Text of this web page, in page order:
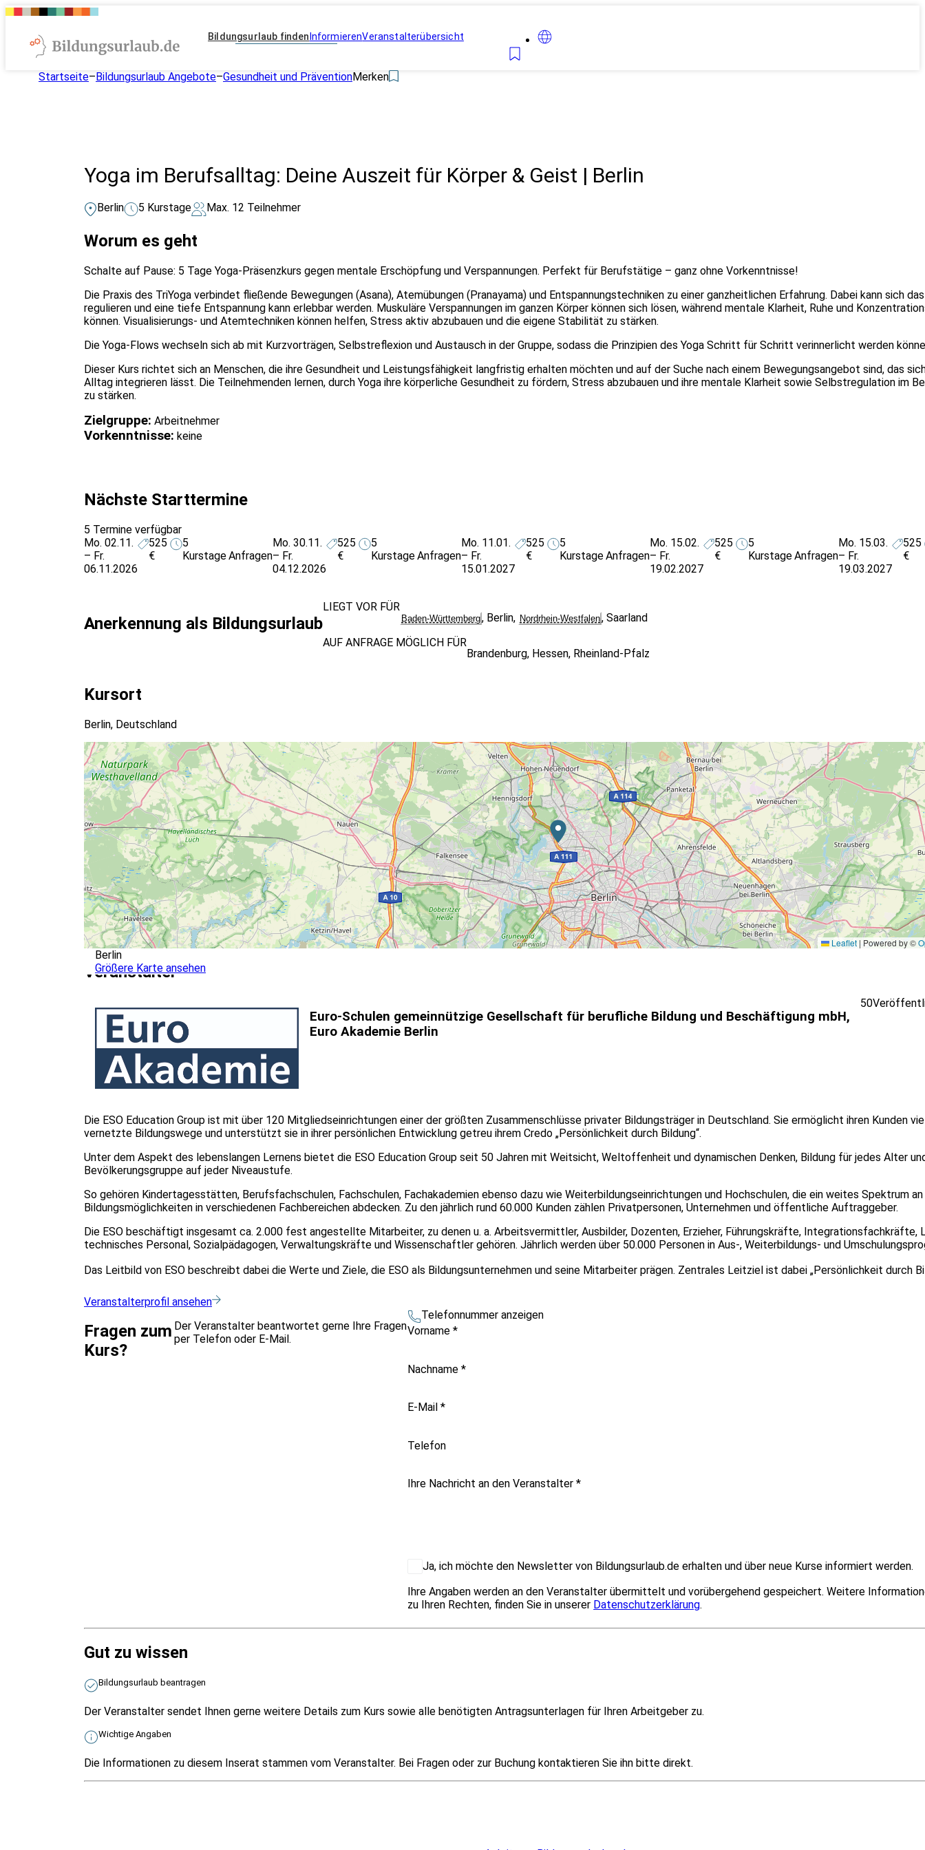
Bildungsurlaub finden InformierenVeranstalterübersicht
Startseite–Bildungsurlaub Angebote–Gesundheit und PräventionMerken
Yoga im Berufsalltag: Deine Auszeit für Körper & Geist | Berlin
Berlin 5 Kurstage Max. 12 Teilnehmer
Worum es geht
Schalte auf Pause: 5 Tage Yoga-Präsenzkurs gegen mentale Erschöpfung und Verspannungen. Perfekt für Berufstätige – ganz ohne Vorkenntnisse!
Die Praxis des TriYoga verbindet fließende Bewegungen (Asana), Atemübungen (Pranayama) und Entspannungstechniken zu einer ganzheitlichen Erfahrung. Dabei kann sich
regulieren und eine tiefe Entspannung kann erlebbar werden. Muskuläre Verspannungen im ganzen Körper können sich lösen, während mentale Klarheit, Ruhe und
können. Visualisierungs- und Atemtechniken können helfen, Stress aktiv abzubauen und die eigene Stabilität zu stärken.
Die Yoga-Flows wechseln sich ab mit Kurzvorträgen, Selbstreflexion und Austausch in der Gruppe, sodass die Prinzipien des Yoga Schritt für Schritt verinnerlicht werden
Dieser Kurs richtet sich an Menschen, die ihre Gesundheit und Leistungsfähigkeit langfristig erhalten möchten und auf der Suche nach einem Bewegungsangebot sind, das
Alltag integrieren lässt. Die Teilnehmenden lernen, durch Yoga ihre körperliche Gesundheit zu fördern, Stress abzubauen und ihre mentale Klarheit sowie Selbstregulation im
zu stärken.
Zielgruppe: Arbeitnehmer
Vorkenntnisse: keine
Nächste Starttermine
5 Termine verfügbar
Mo. 02.11.
– Fr.
06.11.2026
525
€
5
KurstageAnfragen
Mo. 30.11.
– Fr.
04.12.2026
525
€
5
KurstageAnfragen
Mo. 11.01.
– Fr.
15.01.2027
525
€
5
KurstageAnfragen
Mo. 15.02.
– Fr.
19.02.2027
525
€
5
KurstageAnfragen
Mo. 15.03.
– Fr.
19.03.2027
525
€
Anerkennung als Bildungsurlaub
LIEGT VOR FÜR
Baden-Württemberg, Berlin, Nordrhein-Westfalen, Saarland
AUF ANFRAGE MÖGLICH FÜR
Brandenburg, Hessen, Rheinland-Pfalz
Kursort
Berlin, Deutschland
Leaflet | Powered by ©
Berlin
Größere Karte ansehen
Veranstalter
Euro-Schulen gemeinnützige Gesellschaft für berufliche Bildung und Beschäftigung mbH,
Euro Akademie Berlin
50
Die ESO Education Group ist mit über 120 Mitgliedseinrichtungen einer der größten Zusammenschlüsse privater Bildungsträger in Deutschland. Sie ermöglicht ihren Kunden
vernetzte Bildungswege und unterstützt sie in ihrer persönlichen Entwicklung getreu ihrem Credo „Persönlichkeit durch Bildung“.
Unter dem Aspekt des lebenslangen Lernens bietet die ESO Education Group seit 50 Jahren mit Weitsicht, Weltoffenheit und dynamischen Denken, Bildung für jedes Alter
Bevölkerungsgruppe auf jeder Niveaustufe.
So gehören Kindertagesstätten, Berufsfachschulen, Fachschulen, Fachakademien ebenso dazu wie Weiterbildungseinrichtungen und Hochschulen, die ein weites Spektrum an
Bildungsmöglichkeiten in verschiedenen Fachbereichen abdecken. Zu den jährlich rund 60.000 Kunden zählen Privatpersonen, Unternehmen und öffentliche Auftraggeber.
Die ESO beschäftigt insgesamt ca. 2.000 fest angestellte Mitarbeiter, zu denen u. a. Arbeitsvermittler, Ausbilder, Dozenten, Erzieher, Führungskräfte, Integrationsfachkräfte,
technisches Personal, Sozialpädagogen, Verwaltungskräfte und Wissenschaftler gehören. Jährlich werden über 50.000 Personen in Aus-, Weiterbildungs- und
Das Leitbild von ESO beschreibt dabei die Werte und Ziele, die ESO als Bildungsunternehmen und seine Mitarbeiter prägen. Zentrales Leitziel ist dabei „Persönlichkeit durch
Veranstalterprofil ansehen
Fragen zum
Kurs?
Der Veranstalter beantwortet gerne Ihre Fragen
per Telefon oder E-Mail.
Telefonnummer anzeigen
Vorname*
Nachname*
E-Mail*
Telefon
Ihre Nachricht an den Veranstalter*
Ja, ich möchte den Newsletter von Bildungsurlaub.de erhalten und über neue Kurse informiert werden.
Ihre Angaben werden an den Veranstalter übermittelt und vorübergehend gespeichert. Weitere
zu Ihren Rechten, finden Sie in unserer Datenschutzerklärung.
Gut zu wissen
Bildungsurlaub beantragen
Der Veranstalter sendet Ihnen gerne weitere Details zum Kurs sowie alle benötigten Antragsunterlagen für Ihren Arbeitgeber zu.
Wichtige Angaben
Die Informationen zu diesem Inserat stammen vom Veranstalter. Bei Fragen oder zur Buchung kontaktieren Sie ihn bitte direkt.